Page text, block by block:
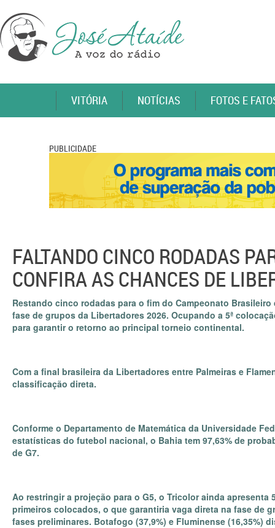
VITÓRIA NOTÍCIAS FOTOS E
PUBLICIDADE
FALTANDO CINCO RODADAS
CONFIRA AS CHANCES DE
Restando cinco rodadas para o fim do Campeonato
fase de grupos da Libertadores 2026. Ocupando a 5ª
para garantir o retorno ao principal torneio continental.
Com a final brasileira da Libertadores entre Palmeiras e
classificação direta.
Conforme o Departamento de Matemática da Universidade
estatísticas do futebol nacional, o Bahia tem 97,63% de
de G7.
Ao restringir a projeção para o G5, o Tricolor ainda
primeiros colocados, o que garantiria vaga direta na fase de
fases preliminares. Botafogo (37,9%) e Fluminense (16,35%)